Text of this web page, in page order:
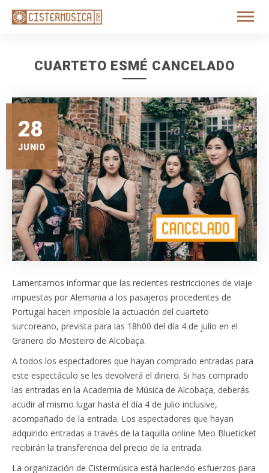
CUARTETO ESMÉ CANCELADO
28
JUNIO
Lamentamos informar que las recientes restricciones de viaje
impuestas por Alemania a los pasajeros procedentes de
Portugal hacen imposible la actuación del cuarteto
surcoreano, prevista para las 18h00 del día 4 de julio en el
Granero do Mosteiro de Alcobaça.
A todos los espectadores que hayan comprado entradas para
este espectáculo se les devolverá el dinero. Si has comprado
las entradas en la Academia de Música de Alcobaça, deberás
acudir al mismo lugar hasta el día 4 de julio inclusive,
acompañado de la entrada. Los espectadores que hayan
adquirido entradas a través de la taquilla online Meo Blueticket
recibirán la transferencia del precio de la entrada.
La organización de Cistermúsica está haciendo esfuerzos para